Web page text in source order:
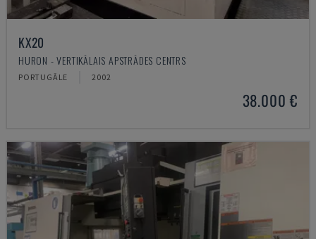
KX20
HURON - VERTIKĀLAIS APSTRĀDES CENTRS
PORTUGĀLE 2002
38.000 €